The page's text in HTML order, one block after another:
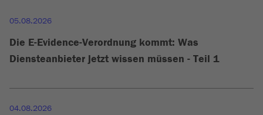
05.08.2026
Die E-Evidence-Verordnung kommt: Was
Diensteanbieter jetzt wissen müssen - Teil 1
04.08.2026